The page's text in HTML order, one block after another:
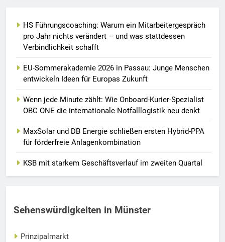
HS Führungscoaching: Warum ein Mitarbeitergespräch
pro Jahr nichts verändert – und was stattdessen
Verbindlichkeit schafft
EU-Sommerakademie 2026 in Passau: Junge Menschen
entwickeln Ideen für Europas Zukunft
Wenn jede Minute zählt: Wie Onboard-Kurier-Spezialist
OBC ONE die internationale Notfalllogistik neu denkt
MaxSolar und DB Energie schließen ersten Hybrid-PPA
für förderfreie Anlagenkombination
KSB mit starkem Geschäftsverlauf im zweiten Quartal
Sehenswürdigkeiten in Münster
Prinzipalmarkt